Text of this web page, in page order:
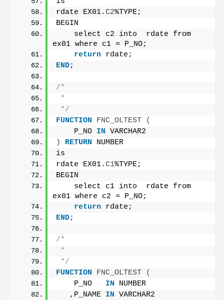
rdate EX01.C2%TYPE;
BEGIN
    select c2 into  rdate from
ex01 where c1 = P_NO;
return rdate;
END;
/*
*
*/
FUNCTION
FNC_OLTEST
(
    P_NO
IN VARCHAR2
)
RETURN NUMBER
is
rdate EX01.C1%TYPE;
BEGIN
    select c1 into  rdate from
ex01 where c2 = P_NO;
return rdate;
END;
/*
*
*/
FUNCTION
FNC_OLTEST
(
    P_NO
IN NUMBER
   ,P_NAME
IN VARCHAR2